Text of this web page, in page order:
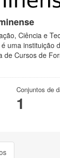
Ciência e
uma instituição
de Cursos de
Conjuntos de
1